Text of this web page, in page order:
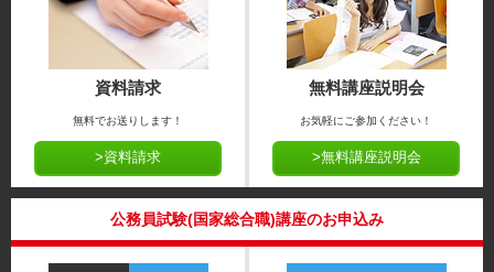
資料請求
無料でお送りします！
>資料請求
無料講座説明会
お気軽にご参加ください！
>無料講座説明会
公務員試験(国家総合職)講座のお申込み